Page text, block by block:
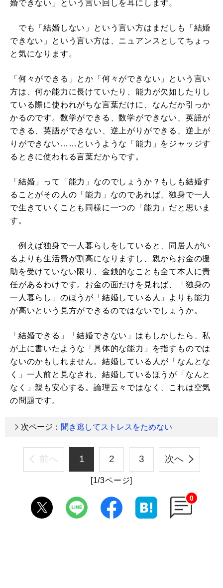
婚できない」という言い回しを耳にします。
でも「結婚しない」という言い方はまだしも「結婚
できない」という言い方は、ニュアンスとしてちょっ
と気になります。
「何々ができる」とか「何々ができない」という言い
方は、何か能力に長けていたり、能力が欠如したりし
ている際に使われがちな言葉だけに、なんだか引っか
かるのです。数学ができる、数学ができない、英語が
できる、英語ができない、逆上がりができる、逆上が
りができない……というような「能力」をジャッジす
るときに使われる言葉だからです。
「結婚」って「能力」なのでしょうか？もしも結婚す
ることがその人の「能力」なのであれば、独身で一人
で生きていくことも同様に一つの「能力」だと思いま
す。
例えば独身で一人暮らしをしていると、同居人がい
るよりも生活費が割高になりますし、親からお金の援
助を受けていない限り、金銭的なことも全て本人に責
任があるわけです。お金の面だけを見れば、「独身の
一人暮らし」のほうが「結婚している人」よりも能力
が高いという見方ができるのではないでしょうか。
「結婚できる」「結婚できない」はもしかしたら、私
が上に書いたような「具体的な能力」を指すものでは
ないのかもしれません。結婚している人が「なんとな
く」一人前と見なされ、結婚しているほうが「なんと
なく」親も安心する。論理云々ではなく、これは空気
の問題です。
次ページ： 聞き逃してストレスをためない
前へ 1 2 3 次へ
[1/3ページ]
0